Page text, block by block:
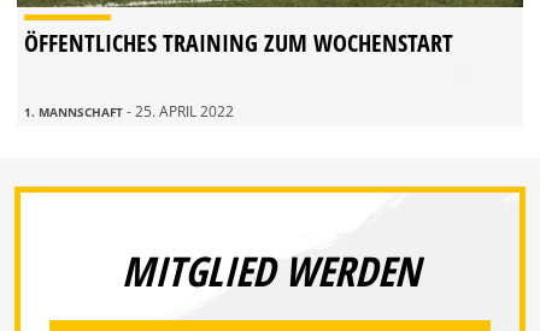
ÖFFENTLICHES TRAINING ZUM WOCHENSTART
1. MANNSCHAFT - 25. APRIL 2022
MITGLIED WERDEN